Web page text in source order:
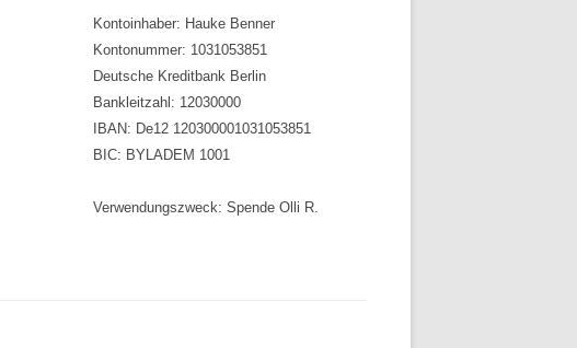
Kontoinhaber: Hauke Benner
Kontonummer: 1031053851
Deutsche Kreditbank Berlin
Bankleitzahl: 12030000
IBAN: De12 120300001031053851
BIC: BYLADEM 1001
Verwendungszweck: Spende Olli R.